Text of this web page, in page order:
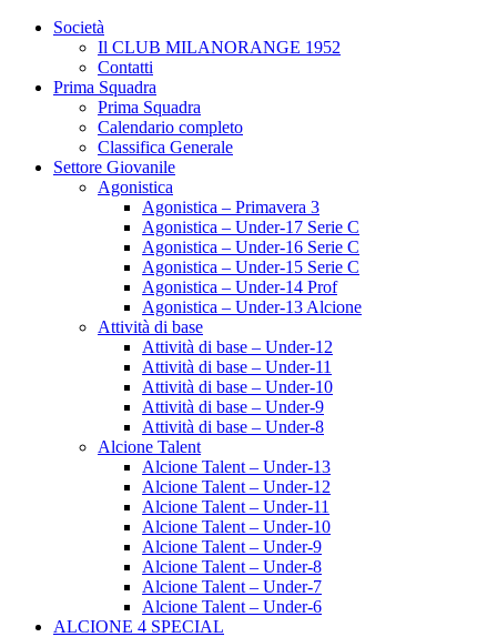
Società
Il CLUB MILANORANGE 1952
Contatti
Prima Squadra
Prima Squadra
Calendario completo
Classifica Generale
Settore Giovanile
Agonistica
Agonistica – Primavera 3
Agonistica – Under-17 Serie C
Agonistica – Under-16 Serie C
Agonistica – Under-15 Serie C
Agonistica – Under-14 Prof
Agonistica – Under-13 Alcione
Attività di base
Attività di base – Under-12
Attività di base – Under-11
Attività di base – Under-10
Attività di base – Under-9
Attività di base – Under-8
Alcione Talent
Alcione Talent – Under-13
Alcione Talent – Under-12
Alcione Talent – Under-11
Alcione Talent – Under-10
Alcione Talent – Under-9
Alcione Talent – Under-8
Alcione Talent – Under-7
Alcione Talent – Under-6
ALCIONE 4 SPECIAL